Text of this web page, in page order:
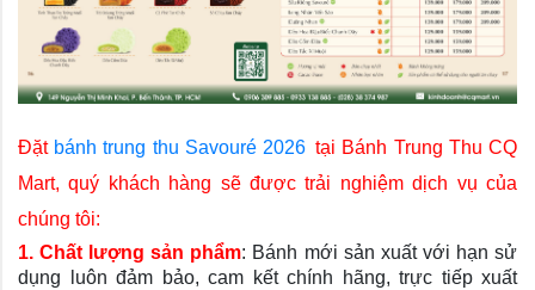
Đặt bánh trung thu Savouré 2026 tại Bánh Trung Thu CQ
Mart, quý khách hàng sẽ được trải nghiệm dịch vụ của
chúng tôi:
1. Chất lượng sản phẩm: Bánh mới sản xuất với hạn sử
dụng luôn đảm bảo, cam kết chính hãng, trực tiếp xuất